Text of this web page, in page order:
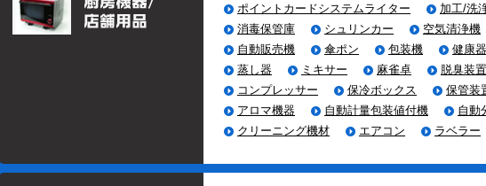
ポイントカードシステムライター
加工/洗
消毒保管庫
シュリンカー 空気清浄機
自動販売機
傘ポン 包装機 健康
蒸し器
ミキサー 麻雀卓 脱臭装置
コンプレッサー
保冷ボックス 保管装
アロマ機器
自動計量包装値付機 自動
クリーニング機材
エアコン ラベラー